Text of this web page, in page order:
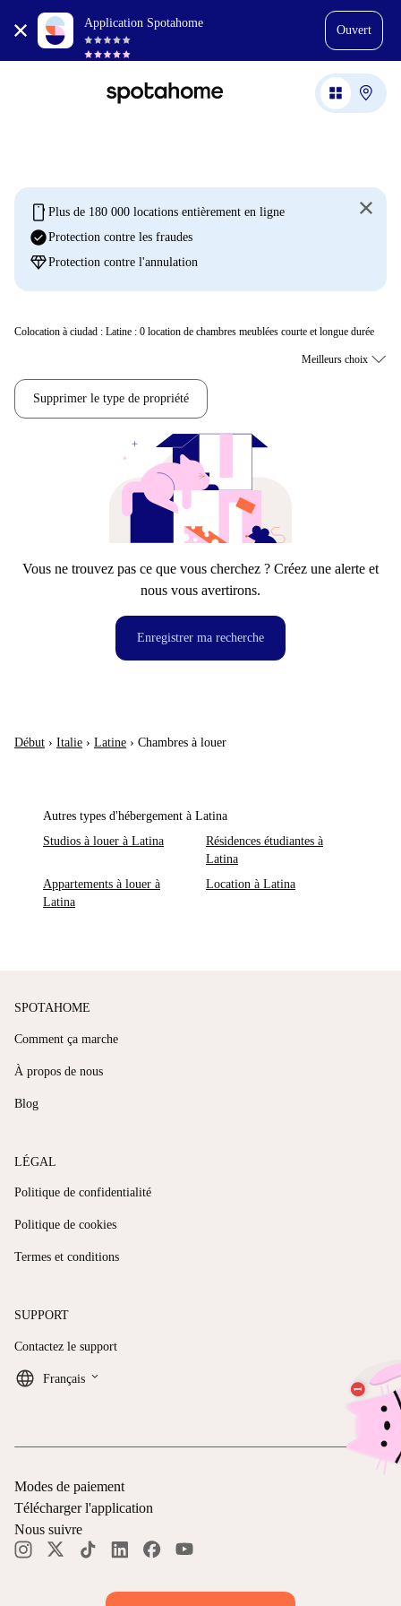
Application Spotahome
Ouvert
mobile Plus de 180 000 locations entièrement en ligne
check_circleProtection contre les fraudes
diamondProtection contre l'annulation
Colocation à ciudad : Latine : 0 location de chambres meublées courte et longue durée
Supprimer le type de propriété
Vous ne trouvez pas ce que vous cherchez ? Créez une alerte et
nous vous avertirons.
Enregistrer ma recherche
Début › Italie › Latine › Chambres à louer
Autres types d'hébergement à Latina
Studios à louer à Latina
Résidences étudiantes à
Latina
Appartements à louer à
Latina
Location à Latina
SPOTAHOME
Comment ça marche
À propos de nous
Blog
LÉGAL
Politique de confidentialité
Politique de cookies
Termes et conditions
SUPPORT
Contactez le support
Français keyboard_arrow_down
Modes de paiement
Télécharger l'application
Nous suivre